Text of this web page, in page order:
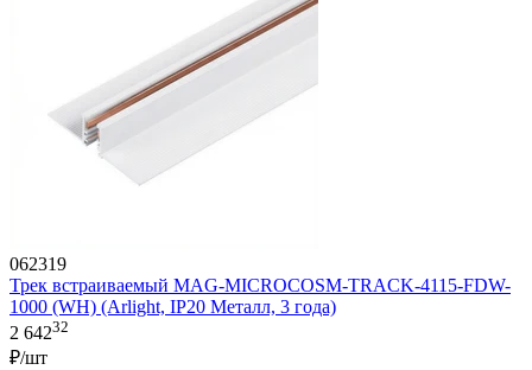
062319
Трек встраиваемый MAG-MICROCOSM-TRACK-4115-FDW-
1000 (WH) (Arlight, IP20 Металл, 3 года)
2 64232
₽/шт